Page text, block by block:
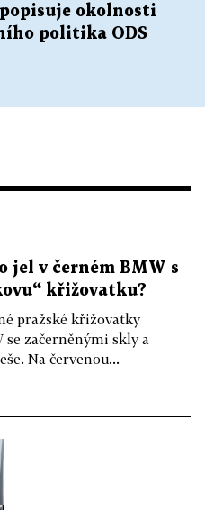
okolnosti
politika ODS
jel v černém BMW s
křižovatku?
pražské křižovatky
začerněnými skly a
Na červenou...